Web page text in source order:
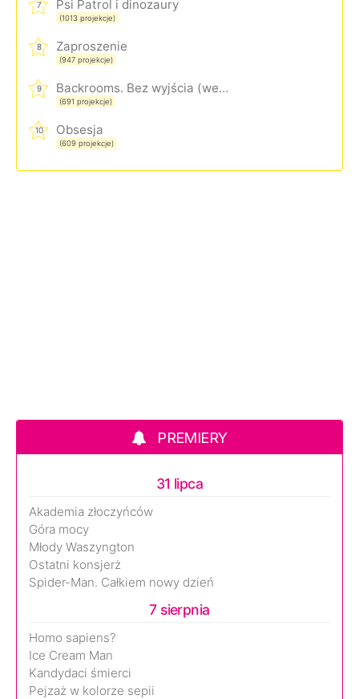
7 Psi Patrol i dinozaury
(1013 projekcje)
8 Zaproszenie
(947 projekcje)
9 Backrooms. Bez wyjścia (wersja rozszerzona)
(691 projekcje)
10 Obsesja
(609 projekcje)
PREMIERY
31 lipca
Akademia złoczyńców
Góra mocy
Młody Waszyngton
Ostatni konsjerż
Spider-Man. Całkiem nowy dzień
7 sierpnia
Homo sapiens?
Ice Cream Man
Kandydaci śmierci
Pejzaż w kolorze sepii